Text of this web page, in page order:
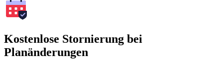
Kostenlose Stornierung bei
Planänderungen